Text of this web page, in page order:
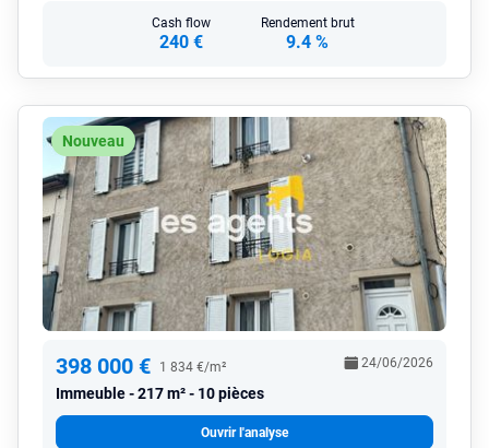
Cash flow
240 €
Rendement brut
9.4 %
Nouveau
398 000 € 1 834 €/m²
Immeuble 217 m² - 10 pièces
24/06/2026
Ouvrir l'analyse